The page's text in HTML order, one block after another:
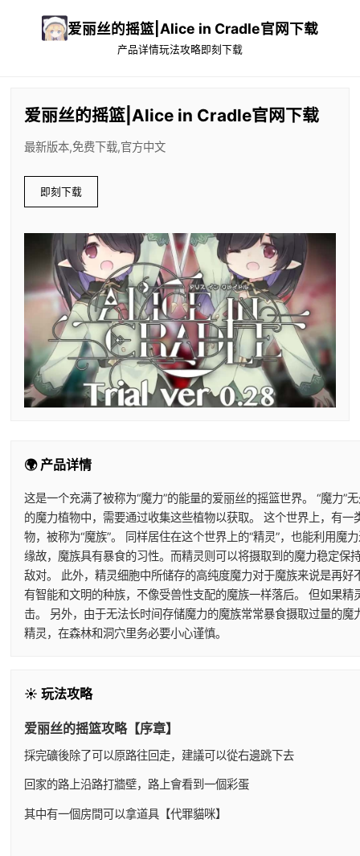
爱丽丝的摇篮|Alice in Cradle官网下载
产品详情玩法攻略即刻下载
爱丽丝的摇篮|Alice in Cradle官网下载
最新版本,免费下载,官方中文
即刻下载
🌍 产品详情
这是一个充满了被称为“魔力”的能量的爱丽丝的摇篮世界。 “魔力
的魔力植物中，需要通过收集这些植物以获取。 这个世界上，有
物，被称为“魔族”。 同样居住在这个世界上的“精灵”，也能利用
缘故，魔族具有暴食的习性。而精灵则可以将摄取到的魔力稳定
敌对。 此外，精灵细胞中所储存的高纯度魔力对于魔族来说是再
有智能和文明的种族，不像受兽性支配的魔族一样落后。 但如果
击。 另外，由于无法长时间存储魔力的魔族常常暴食摄取过量的
精灵，在森林和洞穴里务必要小心谨慎。
☀️ 玩法攻略
爱丽丝的摇篮攻略【序章】
採完礦後除了可以原路往回走，建議可以從右邊跳下去
回家的路上沿路打牆壁，路上會看到一個彩蛋
其中有一個房間可以拿道具【代罪貓咪】